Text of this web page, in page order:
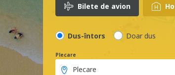
Bilete de avion
Dus-întors Doar dus
Plecare